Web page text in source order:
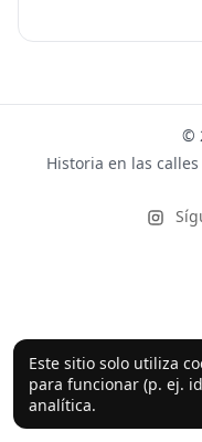
Este sitio solo utiliza
para funcionar (p. ej.
analítica.
©
Historia en las